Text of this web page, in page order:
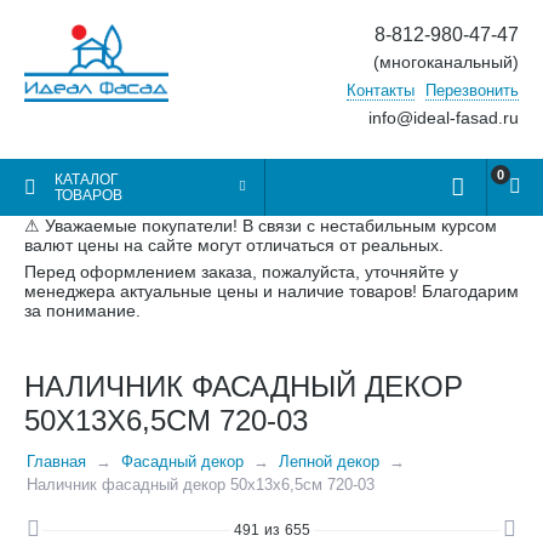
8-812-980-47-47
(многоканальный)
Контакты Перезвонить
info@ideal-fasad.ru
КАТАЛОГ
ТОВАРОВ
0
⚠ Уважаемые покупатели! В связи с нестабильным курсом
валют цены на сайте могут отличаться от реальных.
Перед оформлением заказа, пожалуйста, уточняйте у
менеджера актуальные цены и наличие товаров! Благодарим
за понимание.
НАЛИЧНИК ФАСАДНЫЙ ДЕКОР
50Х13Х6,5СМ 720-03
Главная Фасадный декор
Лепной декор
Наличник фасадный декор 50х13х6,5см 720-03
491 из 655